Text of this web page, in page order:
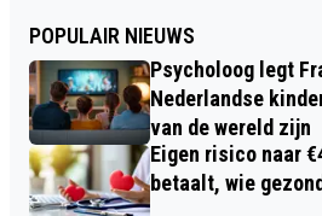
POPULAIR NIEUWS
Psycholoog legt
Nederlandse
van de wereld zijn
Eigen risico naar
betaalt, wie